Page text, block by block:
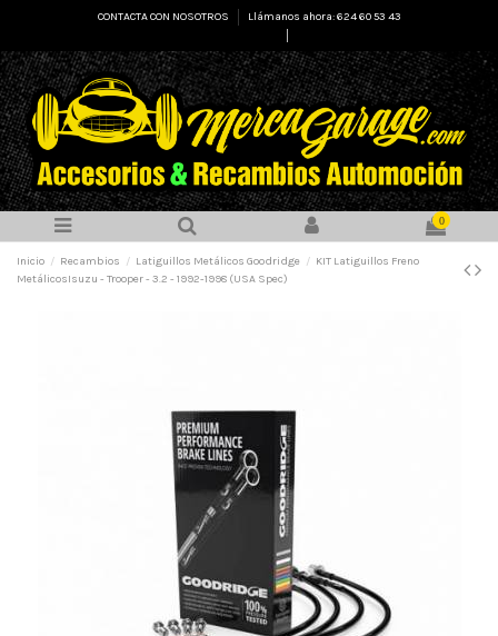
CONTACTA CON NOSOTROS
Llámanos ahora: 624 60 53 43
0
Inicio Recambios Latiguillos Metálicos Goodridge
KIT Latiguillos Freno
MetálicosIsuzu - Trooper - 3.2 - 1992-1998 (USA Spec)